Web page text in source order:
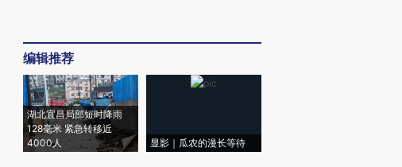
编辑推荐
湖北宜昌局部短时降雨
128毫米 紧急转移近
4000人
显影｜瓜农的漫长等待